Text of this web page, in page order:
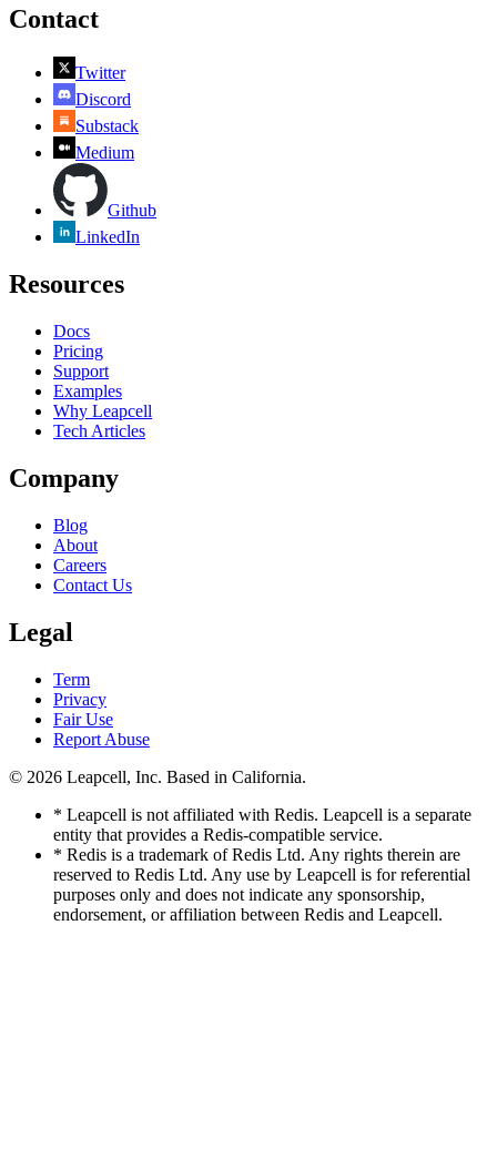
Contact
Twitter
Discord
Substack
Medium
Github
LinkedIn
Resources
Docs
Pricing
Support
Examples
Why Leapcell
Tech Articles
Company
Blog
About
Careers
Contact Us
Legal
Term
Privacy
Fair Use
Report Abuse
© 2026 Leapcell, Inc. Based in California.
* Leapcell is not affiliated with Redis. Leapcell is a separate
entity that provides a Redis-compatible service.
* Redis is a trademark of Redis Ltd. Any rights therein are
reserved to Redis Ltd. Any use by Leapcell is for referential
purposes only and does not indicate any sponsorship,
endorsement, or affiliation between Redis and Leapcell.